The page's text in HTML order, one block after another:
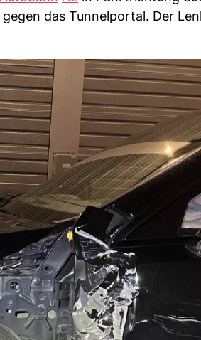
das Tunnelportal. Der